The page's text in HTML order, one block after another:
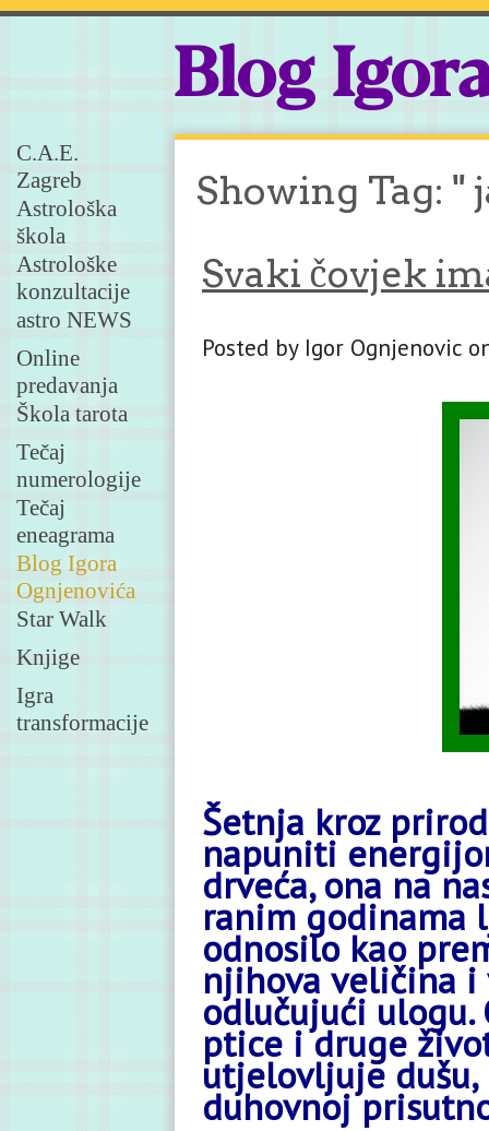
Blog
C.A.E.
Zagreb
Astrološka
škola
Astrološke
konzultacije
astro NEWS
Online
predavanja
Škola tarota
Tečaj
numerologije
Tečaj
eneagrama
Blog Igora
Ognjenovića
Star Walk
Knjige
Igra
transformacije
Showing Tag: "
Svaki čovjek
Posted by Igor Ognjenovic
Šetnja kroz
napuniti
drveća, ona na
ranim godinama
odnosilo kao
njihova veličina i
odlučujući ulogu.
ptice i druge
utjelovljuje
duhovnoj